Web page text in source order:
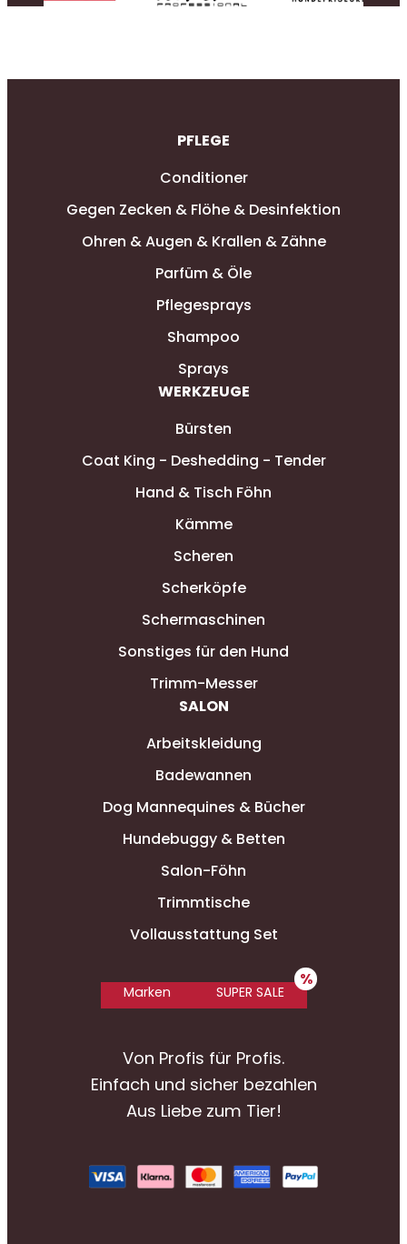
PFLEGE
Conditioner
Gegen Zecken & Flöhe & Desinfektion
Ohren & Augen & Krallen & Zähne
Parfüm & Öle
Pflegesprays
Shampoo
Sprays
WERKZEUGE
Bürsten
Coat King - Deshedding - Tender
Hand & Tisch Föhn
Kämme
Scheren
Scherköpfe
Schermaschinen
Sonstiges für den Hund
Trimm-Messer
SALON
Arbeitskleidung
Badewannen
Dog Mannequines & Bücher
Hundebuggy & Betten
Salon-Föhn
Trimmtische
Vollausstattung Set
Marken SUPER SALE
Von Profis für Profis.
Einfach und sicher bezahlen
Aus Liebe zum Tier!